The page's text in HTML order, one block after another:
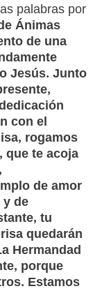
palabras por
Ánimas
de una
Jesús. Junto
con el
rogamos
que te acoja
de amor
de
tu
quedarán
Hermandad
porque
Estamos